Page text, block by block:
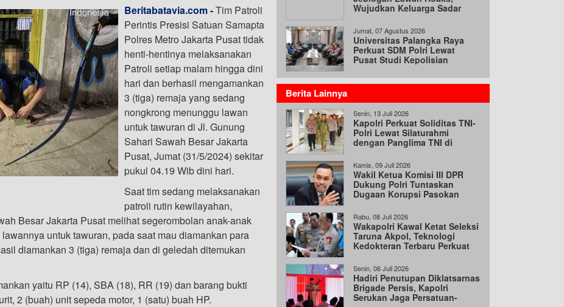
Beritabatavia.com -Tim Patroli
Perintis Presisi Satuan Samapta
Polres Metro Jakarta Pusat tidak
henti-hentinya melaksanakan
Patroli setiap malam hingga dini
hari dan berhasil mengamankan
3 (tiga) remaja yang sedang
nongkrong menunggu lawan
untuk tawuran di Jl. Gunung
Sahari Sawah Besar Jakarta
Pusat, Jumat (31/5/2024) sekitar
pukul 04.19 Wib dini hari.
Saat tim sedang melaksanakan
patroli rutin kewilayahan,
Besar Jakarta Pusat melihat segerombolan anak-anak
untuk tawuran, pada saat mau diamankan para
diamankan 3 (tiga) remaja dan di geledah ditemukan
yaitu RP (14), SBA (18), RR (19) dan barang bukti
2 (buah) unit sepeda motor, 1 (satu) buah HP.
Wujudkan Keluarga Sadar
Jumat, 07 Agustus 2026
Universitas Palangka Raya
Perkuat SDM Polri Lewat
Pusat Studi Kepolisian
Berita Lainnya
Senin, 13 Juli 2026
Kapolri Perkuat Soliditas TNI-
Polri Lewat Silaturahmi
dengan Panglima TNI di
Kamis, 09 Juli 2026
Wakil Ketua Komisi III DPR
Dukung Polri Tuntaskan
Dugaan Korupsi Pasokan
Rabu, 08 Juli 2026
Wakapolri Kawal Ketat Seleksi
Taruna Akpol, Teknologi
Kedokteran Terbaru Perkuat
Senin, 06 Juli 2026
Hadiri Penutupan Diklatsarnas
Brigade Persis, Kapolri
Serukan Jaga Persatuan-